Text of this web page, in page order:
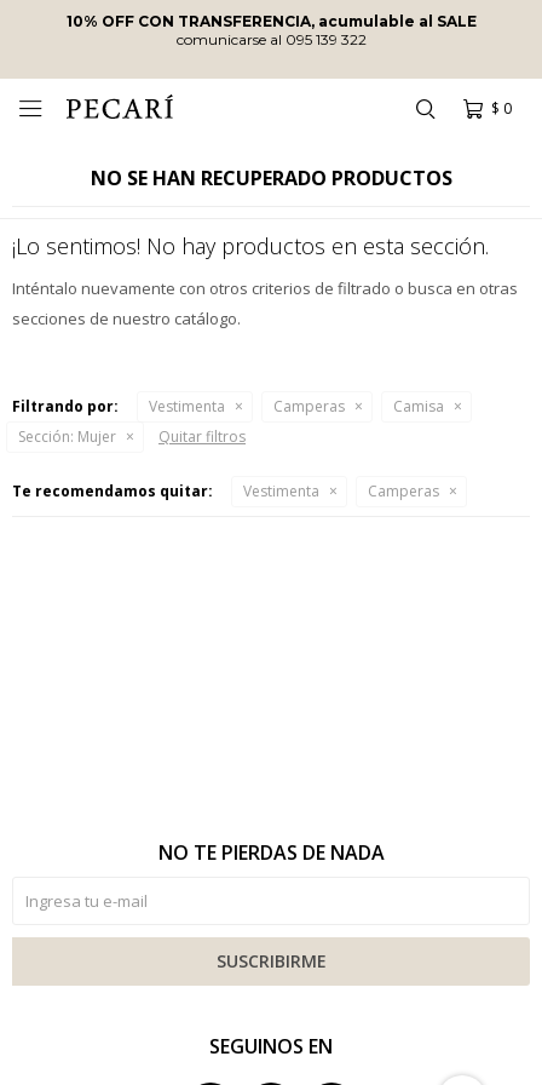
10% OFF CON TRANSFERENCIA, acumulable al SALE
comunicarse al 095 139 322
$ 0

NO SE HAN RECUPERADO PRODUCTOS
¡Lo sentimos! No hay productos en esta sección.
Inténtalo nuevamente con otros criterios de filtrado o busca en otras
secciones de nuestro catálogo.
Filtrando por: Vestimenta Camperas
Camisa
Sección: Mujer Quitar filtros
Te recomendamos quitar: Vestimenta Camperas
SEGUINOS EN
NO TE PIERDAS DE NADA
SUSCRIBIRME